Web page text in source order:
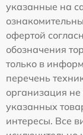
указанные на
офертой
обозначения
только в
перечень
организация
указанных
интересы. Все